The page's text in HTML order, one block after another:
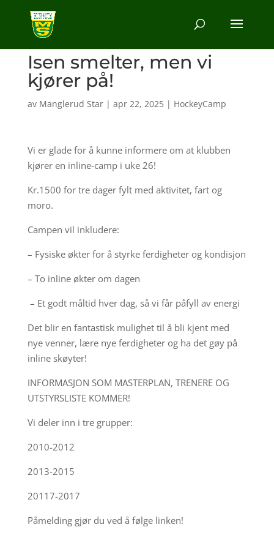
Isen smelter, men vi
kjører på!
av Manglerud Star| apr 22, 2025| HockeyCamp
Vi er glade for å kunne informere om at klubben
kjører en inline-camp i uke 26!
Kr.1500 for tre dager fylt med aktivitet, fart og
moro.
Campen vil inkludere:
– Fysiske økter for å styrke ferdigheter og kondisjon
– To inline økter om dagen
– Et godt måltid hver dag, så vi får påfyll av energi
Det blir en fantastisk mulighet til å bli kjent med
nye venner, lære nye ferdigheter og ha det gøy på
inline skøyter!
INFORMASJON SOM MASTERPLAN, TRENERE OG
UTSTYRSLISTE KOMMER!
Vi deler inn i tre grupper:
2010-2012
2013-2015
20117-2017
Påmelding gjør du ved å følge linken!